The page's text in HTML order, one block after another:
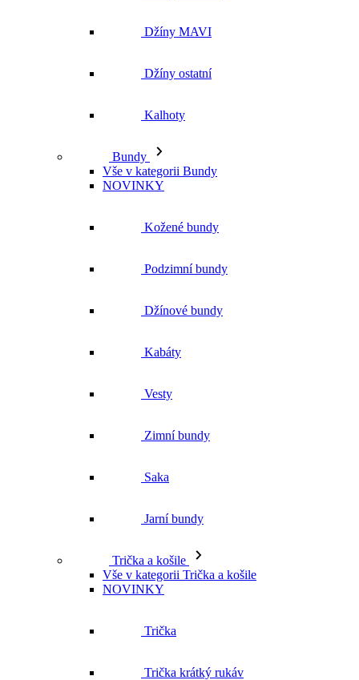
Džíny MAVI
Džíny ostatní
Kalhoty
Bundy
Vše v kategorii Bundy
NOVINKY
Kožené bundy
Podzimní bundy
Džínové bundy
Kabáty
Vesty
Zimní bundy
Saka
Jarní bundy
Trička a košile
Vše v kategorii Trička a košile
NOVINKY
Trička
Trička krátký rukáv